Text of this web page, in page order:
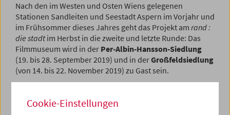
Nach den im Westen und Osten Wiens gelegenen
Stationen Sandleiten und Seestadt Aspern im Vorjahr und
im Frühsommer dieses Jahres geht das Projekt am rand :
die stadtim Herbst in die zweite und letzte Runde: Das
Filmmuseum wird in der Per-Albin-Hansson-Siedlung
(19. bis 28. September 2019) und in derGroßfeldsiedlung
(von 14. bis 22. November 2019) zu Gast sein.
Gustav Deutsch und Hanna Schimek ist es auch diesmal,
Cookie-Einstellungen